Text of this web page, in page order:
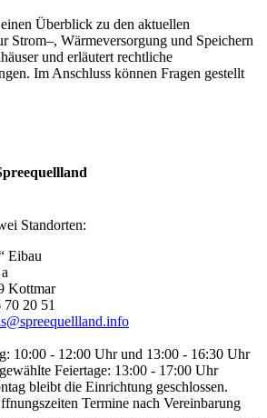
Überblick zu den aktuellen
Strom–, Wärmeversorgung und Speichern
und erläutert rechtliche
Im Anschluss können Fragen gestellt
Standorten:
Eibau
Kottmar
20 51
10:00 - 12:00 Uhr und 13:00 - 16:30 Uhr
Feiertage: 13:00 - 17:00 Uhr
bleibt die Einrichtung geschlossen.
Termine nach Vereinbarung